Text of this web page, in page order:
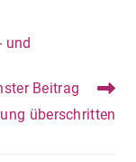
und
Beitrag
überschritten